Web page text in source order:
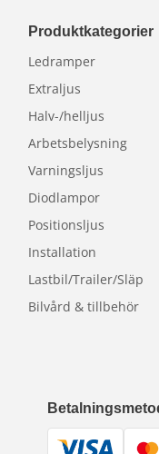
Produktkategorier
Ledramper
Extraljus
Halv-/helljus
Arbetsbelysning
Varningsljus
Diodlampor
Positionsljus
Installation
Lastbil/Trailer/Släp
Bilvård & tillbehör